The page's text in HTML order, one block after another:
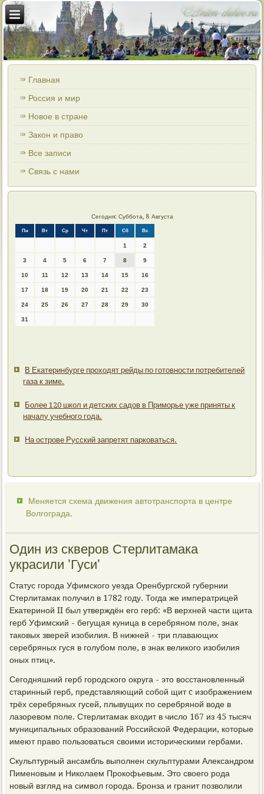
Главная
Россия и мир
Новое в стране
Закон и право
Все записи
Связь с нами
Сегодня: Суббота, 8 Августа
Пн Вт Ср Чт Пт Сб Вс
1 2
3 4 5 6 7 8 9
10 11 12 13 14 15 16
17 18 19 20 21 22 23
24 25 26 27 28 29 30
31
В Екатеринбурге проходят рейды по готовности потребителей
газа к зиме.
Более 120 школ и детских садов в Приморье уже приняты к
началу учебного года.
На острове Русский запретят парковаться.
Меняется схема движения автотранспорта в центре
Волгограда.
Один из скверов Стерлитамака
украсили 'Гуси'
Статус города Уфимского уезда Оренбургской губернии
Стерлитамак получил в 1782 году. Тогда же императрицей
Екатериной II был утверждён его герб: «В верхней части щита
герб Уфимский - бегущая куница в серебряном поле, знак
таковых зверей изобилия. В нижней - три плавающих
серебряных гуся в голубом поле, в знак великого изобилия
оных птиц».
Сегодняшний герб городского округа - это восстановленный
старинный герб, представляющий собой щит c изображением
трёх серебряных гусей, плывущих по серебряной воде в
лазоревом поле. Стерлитамак входит в число 167 из 45 тысяч
муниципальных образований Российской Федерации, которые
имеют право пользоваться своими историческими гербами.
Скульптурный ансамбль выполнен скульптурами Александром
Пименовым и Николаем Прокофьевым. Это своего рода
новый взгляд на символ города. Бронза и гранит позволили